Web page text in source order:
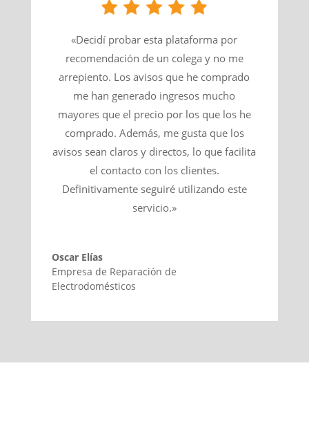
«Decidí probar esta plataforma por
recomendación de un colega y no me
arrepiento. Los avisos que he comprado
me han generado ingresos mucho
mayores que el precio por los que los he
comprado. Además, me gusta que los
avisos sean claros y directos, lo que facilita
el contacto con los clientes.
Definitivamente seguiré utilizando este
servicio.»
Oscar Elías
Empresa de Reparación de
Electrodomésticos